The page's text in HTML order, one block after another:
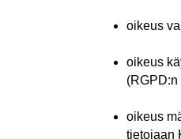
oikeus
oikeus
(RGPD:n
oikeus
tietojaan